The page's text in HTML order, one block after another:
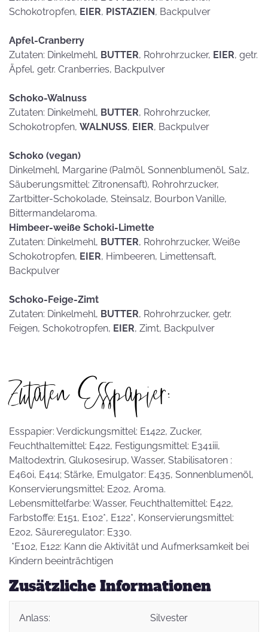
Schokotropfen, EIER, PISTAZIEN, Backpulver
Apfel-Cranberry
Zutaten: Dinkelmehl, BUTTER, Rohrohrzucker, EIER, getr.
Äpfel, getr. Cranberries, Backpulver
Schoko-Walnuss
Zutaten: Dinkelmehl, BUTTER, Rohrohrzucker,
Schokotropfen, WALNUSS, EIER, Backpulver
Schoko (vegan)
Dinkelmehl, Margarine (Palmöl, Sonnenblumenöl, Salz,
Säuberungsmittel: Zitronensaft), Rohrohrzucker,
Zartbitter-Schokolade, Steinsalz, Bourbon Vanille,
Bittermandelaroma.
Himbeer-weiße Schoki-Limette
Zutaten: Dinkelmehl, BUTTER, Rohrohrzucker, Weiße
Schokotropfen, EIER, Himbeeren, Limettensaft,
Backpulver
Schoko-Feige-Zimt
Zutaten: Dinkelmehl, BUTTER, Rohrohrzucker, getr.
Feigen, Schokotropfen, EIER, Zimt, Backpulver
Zutaten Esspapier:
Esspapier: Verdickungsmittel: E1422, Zucker,
Feuchthaltemittel: E422, Festigungsmittel: E341iii,
Maltodextrin, Glukosesirup, Wasser, Stabilisatoren :
E460i, E414; Stärke, Emulgator: E435, Sonnenblumenöl,
Konservierungsmittel: E202, Aroma.
Lebensmittelfarbe: Wasser, Feuchthaltemittel: E422,
Farbstoffe: E151, E102*, E122*, Konservierungsmittel:
E202, Säureregulator: E330.
*E102, E122: Kann die Aktivität und Aufmerksamkeit bei
Kindern beeinträchtigen
Zusätzliche Informationen
Anlass: Silvester